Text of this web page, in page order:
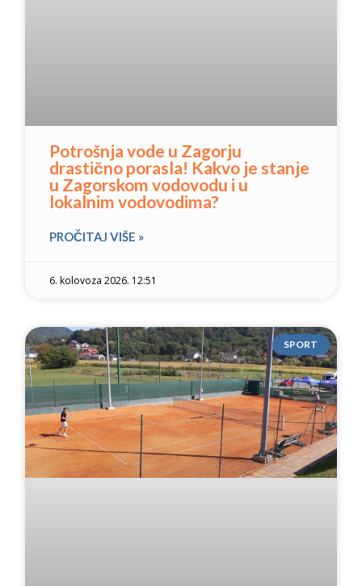
Potrošnja vode u Zagorju
drastično porasla! Kakvo je stanje
u Zagorskom vodovodu i u
lokalnim vodovodima?
PROČITAJ VIŠE »
6. kolovoza 2026. 12:51
SPORT